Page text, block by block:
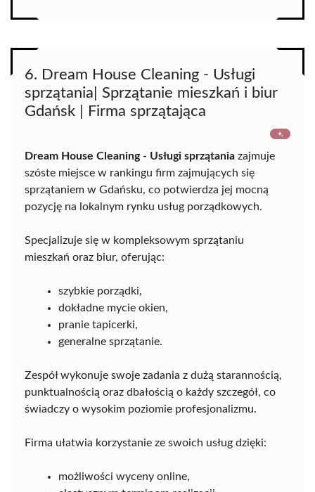
6. Dream House Cleaning - Usługi
sprzątania| Sprzątanie mieszkań i biur
Gdańsk | Firma sprzątająca
Dream House Cleaning - Usługi sprzątania zajmuje
szóste miejsce w rankingu firm zajmujących się
sprzątaniem w Gdańsku, co potwierdza jej mocną
pozycję na lokalnym rynku usług porządkowych.
Specjalizuje się w kompleksowym sprzątaniu
mieszkań oraz biur, oferując:
szybkie porządki,
dokładne mycie okien,
pranie tapicerki,
generalne sprzątanie.
Zespół wykonuje swoje zadania z dużą starannością,
punktualnością oraz dbałością o każdy szczegół, co
świadczy o wysokim poziomie profesjonalizmu.
Firma ułatwia korzystanie ze swoich usług dzięki:
możliwości wyceny online,